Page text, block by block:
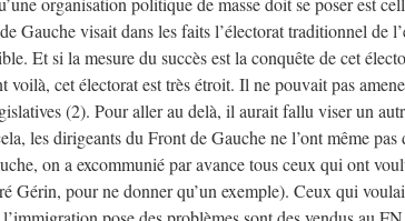
Gauche visait dans les faits l’électorat traditionnel de
Et si la mesure du succès est la conquête de cet
voilà, cet électorat est très étroit. Il ne pouvait pas
(2). Pour aller au delà, il aurait fallu viser un
les dirigeants du Front de Gauche ne l’ont même
on a excommunié par avance tous ceux qui ont
Gérin, pour ne donner qu’un exemple). Ceux qui